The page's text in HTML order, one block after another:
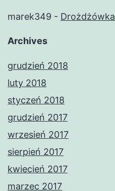
marek349 - Drożdżówka
Archives
grudzień 2018
luty 2018
styczeń 2018
grudzień 2017
wrzesień 2017
sierpień 2017
kwiecień 2017
marzec 2017